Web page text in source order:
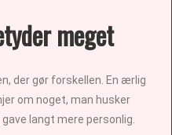
meget
der gør forskellen. En ærlig
om noget, man husker
langt mere personlig.